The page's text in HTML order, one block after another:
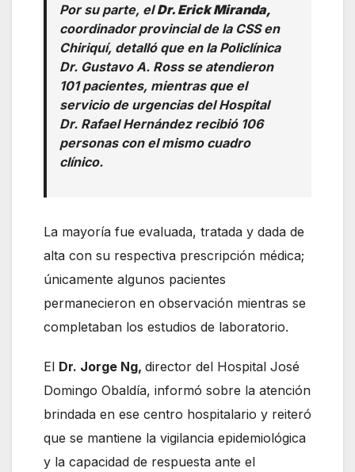
Por su parte, elDr. Erick Miranda,
coordinador provincial de la CSS en
Chiriquí, detalló que en la Policlínica
Dr. Gustavo A. Ross se atendieron
101 pacientes, mientras que el
servicio de urgencias del Hospital
Dr. Rafael Hernández recibió 106
personas con el mismo cuadro
clínico.
La mayoría fue evaluada, tratada y dada de
alta con su respectiva prescripción médica;
únicamente algunos pacientes
permanecieron en observación mientras se
completaban los estudios de laboratorio.
El Dr. Jorge Ng, director del Hospital José
Domingo Obaldía, informó sobre la atención
brindada en ese centro hospitalario y reiteró
que se mantiene la vigilancia epidemiológica
y la capacidad de respuesta ante el